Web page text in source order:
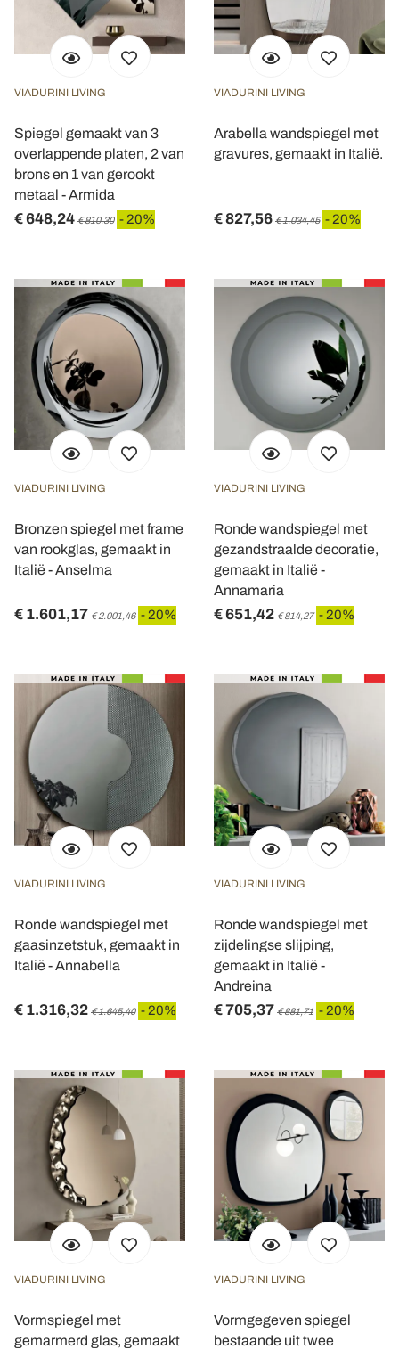
VIADURINI LIVING
Spiegel gemaakt van 3
overlappende platen, 2 van
brons en 1 van gerookt
metaal - Armida
€ 648,24 € 810,30 - 20%
VIADURINI LIVING
Arabella wandspiegel met
gravures, gemaakt in Italië.
€ 827,56 € 1.034,45 - 20%
VIADURINI LIVING
Bronzen spiegel met frame
van rookglas, gemaakt in
Italië - Anselma
€ 1.601,17 € 2.001,46 - 20%
VIADURINI LIVING
Ronde wandspiegel met
gezandstraalde decoratie,
gemaakt in Italië -
Annamaria
€ 651,42 € 814,27 - 20%
VIADURINI LIVING
Ronde wandspiegel met
gaasinzetstuk, gemaakt in
Italië - Annabella
€ 1.316,32 € 1.645,40 - 20%
VIADURINI LIVING
Ronde wandspiegel met
zijdelingse slijping,
gemaakt in Italië -
Andreina
€ 705,37 € 881,71 - 20%
VIADURINI LIVING
Vormspiegel met
gemarmerd glas, gemaakt
VIADURINI LIVING
Vormgegeven spiegel
bestaande uit twee